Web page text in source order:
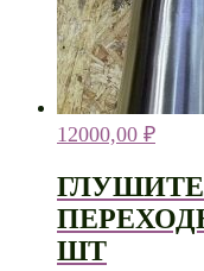
12000,00 ₽
ШТ